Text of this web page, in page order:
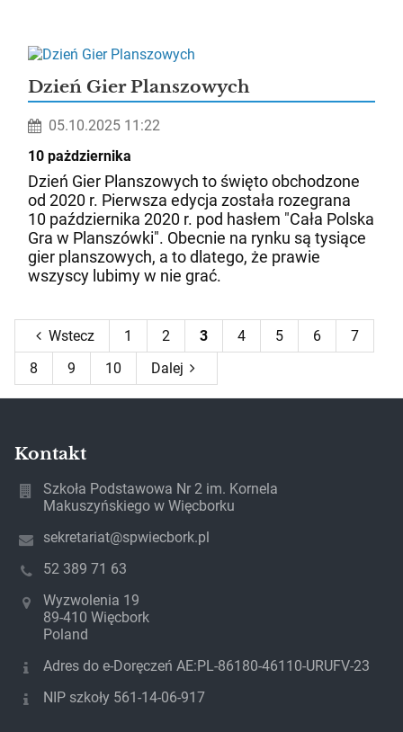
Dzień Gier Planszowych
05.10.2025 11:22
10 pażdziernika
Dzień Gier Planszowych to święto obchodzone
od 2020 r. Pierwsza edycja została rozegrana
10 października 2020 r. pod hasłem "Cała Polska
Gra w Planszówki". Obecnie na rynku są tysiące
gier planszowych, a to dlatego, że prawie
wszyscy lubimy w nie grać.
Wstecz 1 2 3 4 5 6
7
8
9 10 Dalej
Kontakt
Szkoła Podstawowa Nr 2 im. Kornela
Makuszyńskiego w Więcborku
sekretariat@spwiecbork.pl
52 389 71 63
Wyzwolenia 19
89-410 Więcbork
Poland
Adres do e-Doręczeń AE:PL-86180-46110-URUFV-23
NIP szkoły 561-14-06-917